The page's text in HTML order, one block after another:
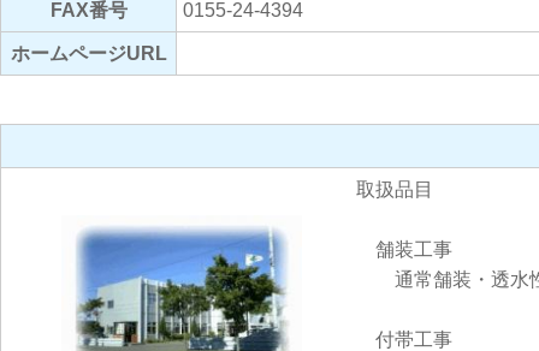
FAX番号 0155-24-4394
ホームページURL
取扱品目
舗装工事
通常舗装・透水
付帯工事